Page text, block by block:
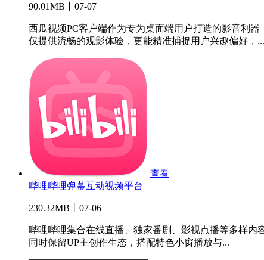
90.01MB丨07-07
西瓜视频PC客户端作为专为桌面端用户打造的影音利
仅提供流畅的观影体验，更能精准捕捉用户兴趣偏好，...
查看
哔哩哔哩弹幕互动视频平台
230.32MB丨07-06
哔哩哔哩集合在线直播、独家番剧、影视点播等多样内
同时保留UP主创作生态，搭配特色小窗播放与...